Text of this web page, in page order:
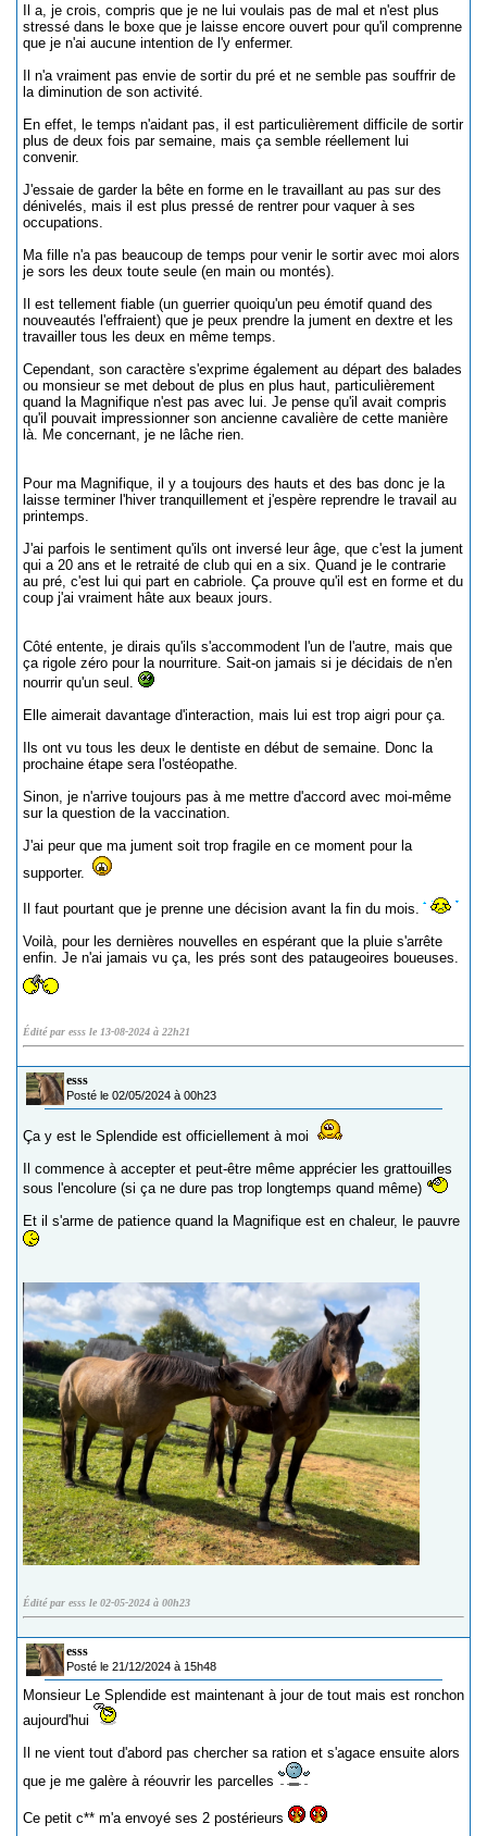
Il a, je crois, compris que je ne lui voulais pas de mal et n'est plus
stressé dans le boxe que je laisse encore ouvert pour qu'il comprenne
que je n'ai aucune intention de l'y enfermer.
Il n'a vraiment pas envie de sortir du pré et ne semble pas souffrir de
la diminution de son activité.
En effet, le temps n'aidant pas, il est particulièrement difficile de sortir
plus de deux fois par semaine, mais ça semble réellement lui
convenir.
J'essaie de garder la bête en forme en le travaillant au pas sur des
dénivelés, mais il est plus pressé de rentrer pour vaquer à ses
occupations.
Ma fille n'a pas beaucoup de temps pour venir le sortir avec moi alors
je sors les deux toute seule (en main ou montés).
Il est tellement fiable (un guerrier quoiqu'un peu émotif quand des
nouveautés l'effraient) que je peux prendre la jument en dextre et les
travailler tous les deux en même temps.
Cependant, son caractère s'exprime également au départ des balades
ou monsieur se met debout de plus en plus haut, particulièrement
quand la Magnifique n'est pas avec lui. Je pense qu'il avait compris
qu'il pouvait impressionner son ancienne cavalière de cette manière
là. Me concernant, je ne lâche rien.
Pour ma Magnifique, il y a toujours des hauts et des bas donc je la
laisse terminer l'hiver tranquillement et j'espère reprendre le travail au
printemps.
J'ai parfois le sentiment qu'ils ont inversé leur âge, que c'est la jument
qui a 20 ans et le retraité de club qui en a six. Quand je le contrarie
au pré, c'est lui qui part en cabriole. Ça prouve qu'il est en forme et du
coup j'ai vraiment hâte aux beaux jours.
Côté entente, je dirais qu'ils s'accommodent l'un de l'autre, mais que
ça rigole zéro pour la nourriture. Sait-on jamais si je décidais de n'en
nourrir qu'un seul.
Elle aimerait davantage d'interaction, mais lui est trop aigri pour ça.
Ils ont vu tous les deux le dentiste en début de semaine. Donc la
prochaine étape sera l'ostéopathe.
Sinon, je n'arrive toujours pas à me mettre d'accord avec moi-même
sur la question de la vaccination.
J'ai peur que ma jument soit trop fragile en ce moment pour la
supporter.
Il faut pourtant que je prenne une décision avant la fin du mois.
Voilà, pour les dernières nouvelles en espérant que la pluie s'arrête
enfin. Je n'ai jamais vu ça, les prés sont des pataugeoires boueuses.
Édité par esss le 13-08-2024 à 22h21
esss
Posté le 02/05/2024 à 00h23
Ça y est le Splendide est officiellement à moi
Il commence à accepter et peut-être même apprécier les grattouilles
sous l'encolure (si ça ne dure pas trop longtemps quand même)
Et il s'arme de patience quand la Magnifique est en chaleur, le pauvre
Édité par esss le 02-05-2024 à 00h23
esss
Posté le 21/12/2024 à 15h48
Monsieur Le Splendide est maintenant à jour de tout mais est ronchon
aujourd'hui
Il ne vient tout d'abord pas chercher sa ration et s'agace ensuite alors
que je me galère à réouvrir les parcelles
Ce petit c** m'a envoyé ses 2 postérieurs